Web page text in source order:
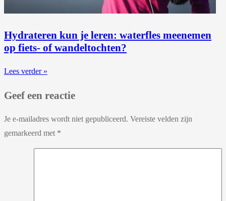
Hydrateren kun je leren: waterfles meenemen
op fiets- of wandeltochten?
Lees verder »
Geef een reactie
Je e-mailadres wordt niet gepubliceerd. Vereiste velden zijn
gemarkeerd met *